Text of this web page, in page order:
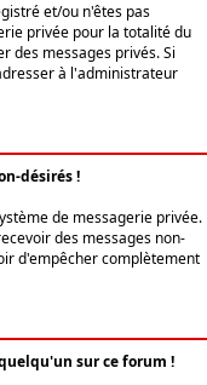
et/ou n'êtes pas
privée pour la totalité du
des messages privés. Si
à l'administrateur
désirés !
de messagerie privée.
des messages non-
d'empêcher complètement
sur ce forum !